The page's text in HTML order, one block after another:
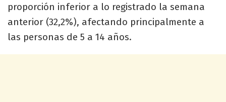
proporción inferior a lo registrado la semana
anterior (32,2%), afectando principalmente a
las personas de 5 a 14 años.